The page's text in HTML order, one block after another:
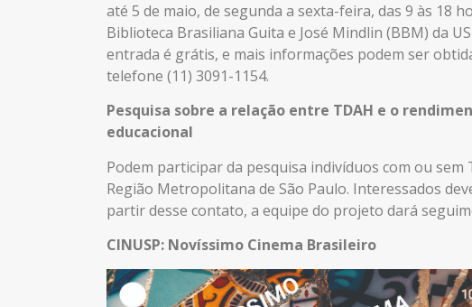
até 5 de maio, de segunda a sexta-feira, das 9 às 18
Biblioteca Brasiliana Guita e José Mindlin (BBM) da
entrada é grátis, e mais informações podem ser
telefone (11) 3091-1154.
Pesquisa sobre a relação entre TDAH e o
educacional
Podem participar da pesquisa indivíduos com ou
Região Metropolitana de São Paulo. Interessados
partir desse contato, a equipe do projeto dará
CINUSP: Novíssimo Cinema Brasileiro